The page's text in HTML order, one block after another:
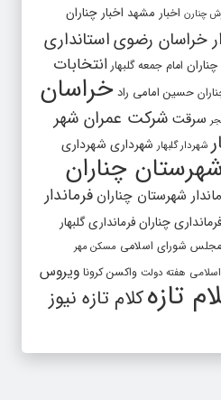
چنارن اخبار مشهد اخبار چناران
خراسان رضویاستانداری
امام جمعه گلبهار انتخابات
حسین امامی راد خراسان
سرقت شرکت عمران شهر
شهردار گلبهار شهرداری شهرداری
چناران
شهرستان چناران فرماندار
چنارانفرمانداری گلبهار
مجلس شورای اسلامی مسکن مهر
هفته دولت واکسن کرونا ویروس
تازهکلام تازه نیوز